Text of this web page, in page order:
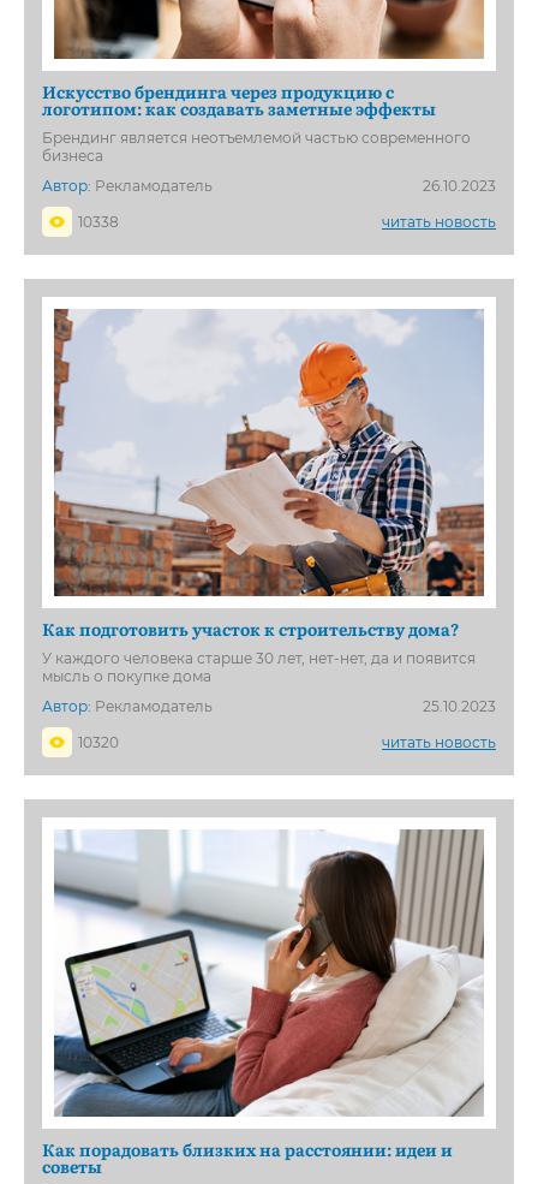
Искусство брендинга через продукцию с
логотипом: как создавать заметные эффекты
Брендинг является неотъемлемой частью современного
бизнеса
Автор: Рекламодатель
26.10.2023
10338
читать новость
Как подготовить участок к строительству дома?
У каждого человека старше 30 лет, нет-нет, да и появится
мысль о покупке дома
Автор: Рекламодатель
25.10.2023
10320
читать новость
Как порадовать близких на расстоянии: идеи и
советы